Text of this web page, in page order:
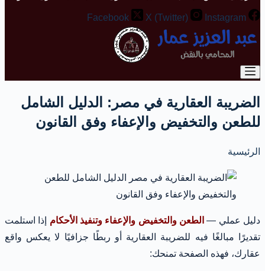
Facebook X (Twitter) Instagram
الضريبة العقارية في مصر: الدليل الشامل
للطعن والتخفيض والإعفاء وفق القانون
الرئيسية
دليل عملي — الطعن والتخفيض والإعفاء وتنفيذ الأحكام إذا استلمت
تقديرًا مبالغًا فيه للضريبة العقارية أو ربطًا جزافيًا لا يعكس واقع
عقارك، فهذه الصفحة تمنحك: